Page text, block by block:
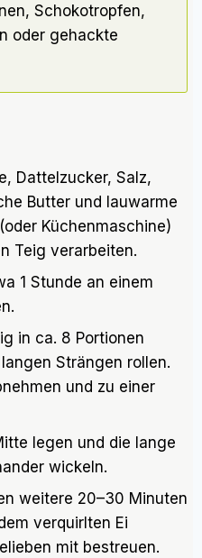
Schokotropfen,
oder gehackte
Dattelzucker, Salz,
Butter und lauwarme
Küchenmaschine)
Teig verarbeiten.
1 Stunde an einem
in ca. 8 Portionen
Strängen rollen.
und zu einer
legen und die lange
wickeln.
weitere 20–30 Minuten
verquirlten Ei
mit bestreuen.